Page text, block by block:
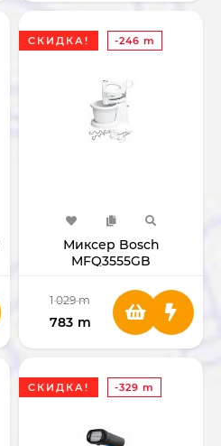
СКИДКА! -246 m
Миксер Bosch
MFQ3555GB
1 029 m
783 m
СКИДКА! -329 m